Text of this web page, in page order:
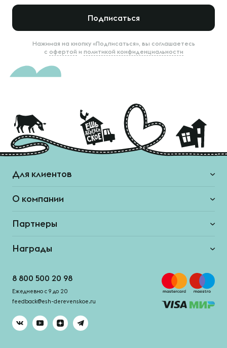
Подписаться
Нажимая на кнопку «Подписаться», вы соглашаетесь
с офертой и политикой конфиденциальности
Для клиентов
О компании
Партнеры
Награды
8 800 500 20 98
Ежедневно с 9 до 20
feedback@esh-derevenskoe.ru